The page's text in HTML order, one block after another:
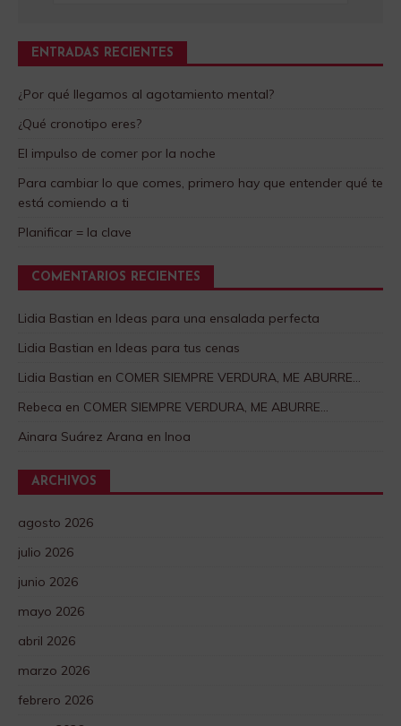
ENTRADAS RECIENTES
¿Por qué llegamos al agotamiento mental?
¿Qué cronotipo eres?
El impulso de comer por la noche
Para cambiar lo que comes, primero hay que entender qué te
está comiendo a ti
Planificar = la clave
COMENTARIOS RECIENTES
Lidia Bastian en Ideas para una ensalada perfecta
Lidia Bastian en Ideas para tus cenas
Lidia Bastian en COMER SIEMPRE VERDURA, ME ABURRE…
Rebeca en COMER SIEMPRE VERDURA, ME ABURRE…
Ainara Suárez Arana en Inoa
ARCHIVOS
agosto 2026
julio 2026
junio 2026
mayo 2026
abril 2026
marzo 2026
febrero 2026